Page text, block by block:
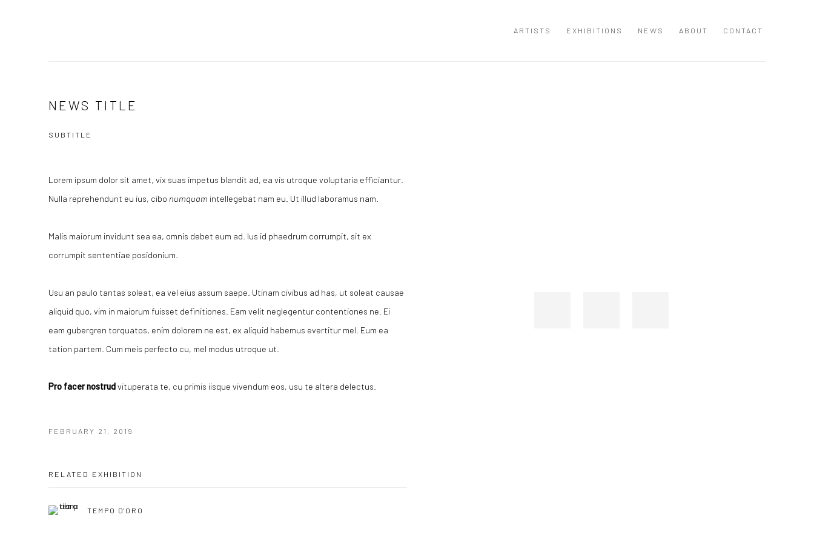
ARTISTS EXHIBITIONS NEWS ABOUT CONTACT
NEWS TITLE
SUBTITLE
Lorem ipsum dolor sit amet, vix suas impetus blandit ad, ea vis utroque voluptaria efficiantur.
Nulla reprehendunt eu ius, cibo numquam intellegebat nam eu. Ut illud laboramus nam.
Malis maiorum invidunt sea ea, omnis debet eum ad. Ius id phaedrum corrumpit, sit ex
corrumpit sententiae posidonium.
Usu an paulo tantas soleat, ea vel eius assum saepe. Utinam civibus ad has, ut soleat causae
aliquid quo, vim in maiorum fuisset definitiones. Eam velit neglegentur contentiones ne. Ei
eam gubergren torquatos, enim dolorem ne est, ex aliquid habemus evertitur mel. Eum ea
tation partem. Cum meis perfecto cu, mel modus utroque ut.
Pro facer nostrudvituperata te, cu primis iisque vivendum eos, usu te altera delectus.
FEBRUARY 21, 2019
RELATED EXHIBITION
TEMPO D'ORO